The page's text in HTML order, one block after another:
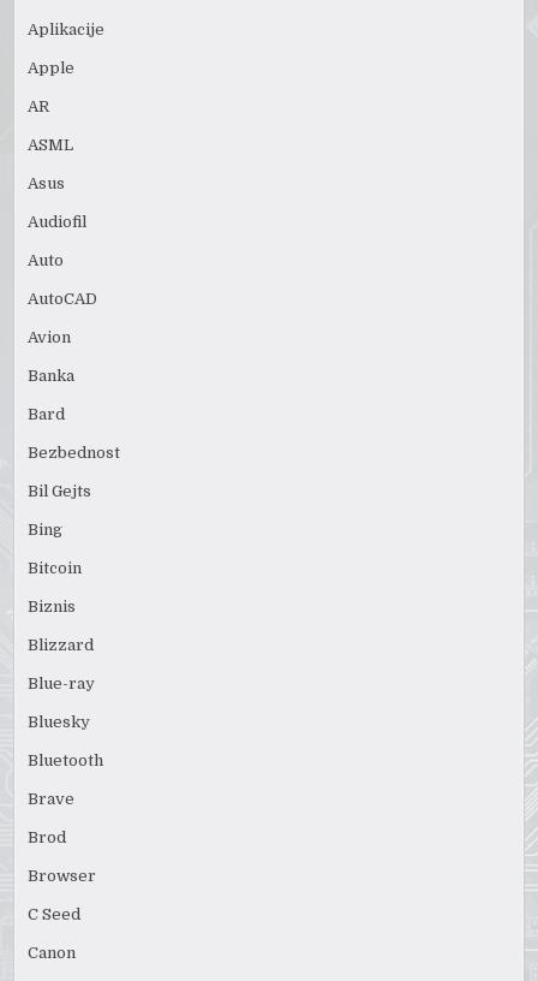
Aplikacije
Apple
AR
ASML
Asus
Audiofil
Auto
AutoCAD
Avion
Banka
Bard
Bezbednost
Bil Gejts
Bing
Bitcoin
Biznis
Blizzard
Blue-ray
Bluesky
Bluetooth
Brave
Brod
Browser
C Seed
Canon